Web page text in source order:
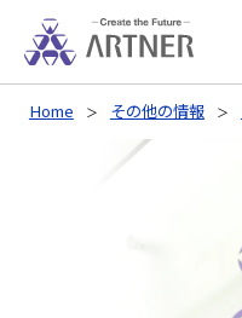
Home その他の情報